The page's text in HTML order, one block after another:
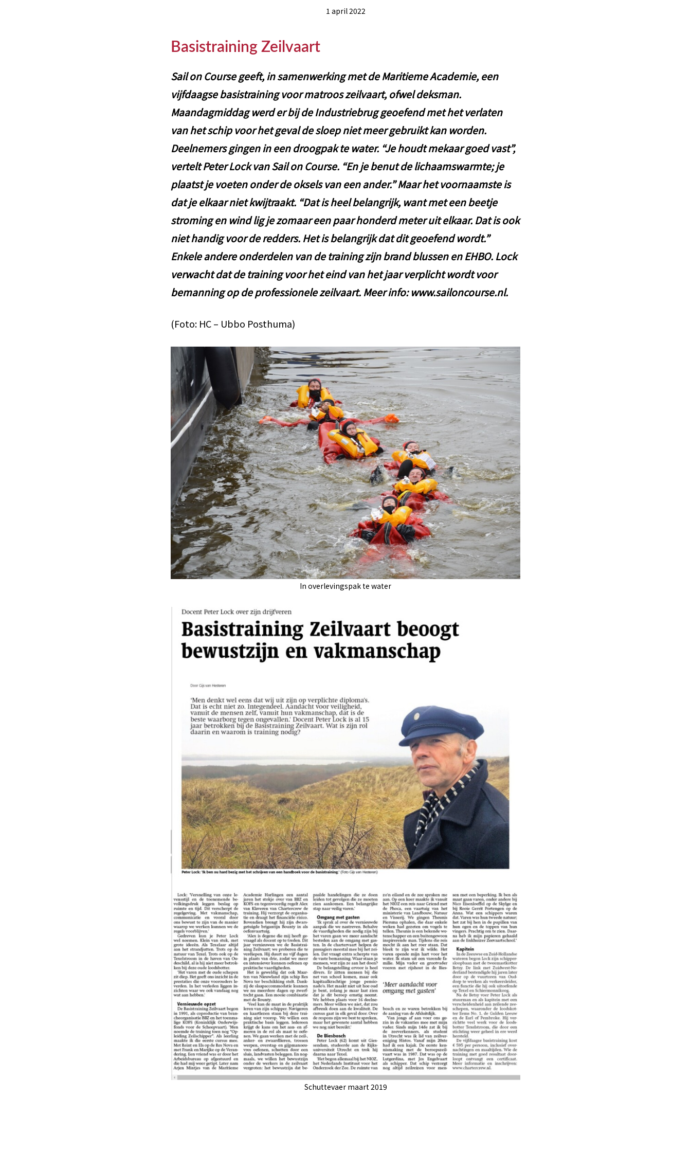
1 april 2022
Basistraining Zeilvaart
Sail on Course geeft, in samenwerking met de Maritieme Academie, een
vijfdaagse basistraining voor matroos zeilvaart, ofwel deksman.
Maandagmiddag werd er bij de Industriebrug geoefend met het verlaten
van het schip voor het geval de sloep niet meer gebruikt kan worden.
Deelnemers gingen in een droogpak te water. “Je houdt mekaar goed vast”,
vertelt Peter Lock van Sail on Course. “En je benut de lichaamswarmte; je
plaatst je voeten onder de oksels van een ander.” Maar het voornaamste is
dat je elkaar niet kwijtraakt. “Dat is heel belangrijk, want met een beetje
stroming en wind lig je zomaar een paar honderd meter uit elkaar. Dat is ook
niet handig voor de redders. Het is belangrijk dat dit geoefend wordt.”
Enkele andere onderdelen van de training zijn brand blussen en EHBO. Lock
verwacht dat de training voor het eind van het jaar verplicht wordt voor
bemanning op de professionele zeilvaart. Meer info: www.sailoncourse.nl.
(Foto: HC – Ubbo Posthuma)
In overlevingspak te water
Schuttevaer maart 2019